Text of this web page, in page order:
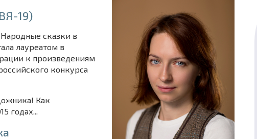
19)
сказки в
лауреатом в
к произведениям
конкурса
Как
годах...